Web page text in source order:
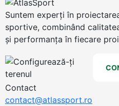
Suntem experți în
sportive, combinând
și performanța în fiecare
Contact
contact@atlassport.ro